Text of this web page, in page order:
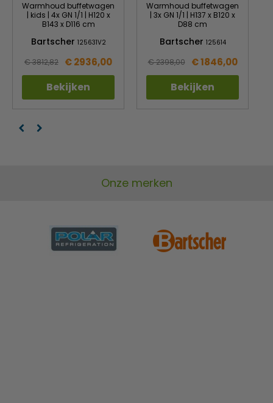
Warmhoud buffetwagen
| kids | 4x GN 1/1 | H120 x
B143 x D116 cm
Bartscher 125631V2
€ 3812,82 € 2936,00
Bekijken
Warmhoud buffetwagen
| 3x GN 1/1 | H137 x B120 x
D88 cm
Bartscher 125614
€ 2398,00 € 1846,00
Bekijken
Onze merken